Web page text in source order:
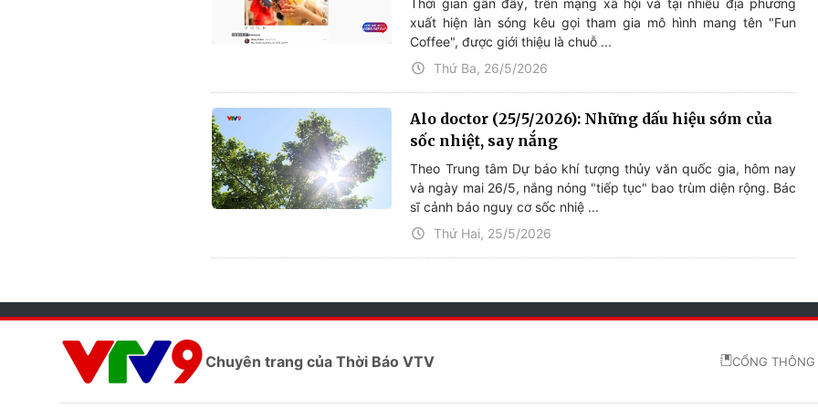
Thời gian gần đây, trên mạng xã hội và tại nhiều địa phương
xuất hiện làn sóng kêu gọi tham gia mô hình mang tên "Fun
Coffee", được giới thiệu là chuỗ ...
Thứ Ba, 26/5/2026
Alo doctor (25/5/2026): Những dấu hiệu sớm của
sốc nhiệt, say nắng
Theo Trung tâm Dự báo khí tượng thủy văn quốc gia, hôm nay
và ngày mai 26/5, nắng nóng "tiếp tục" bao trùm diện rộng. Bác
sĩ cảnh báo nguy cơ sốc nhiệ ...
Thứ Hai, 25/5/2026
Chuyên trang của Thời Báo VTV CỔNG